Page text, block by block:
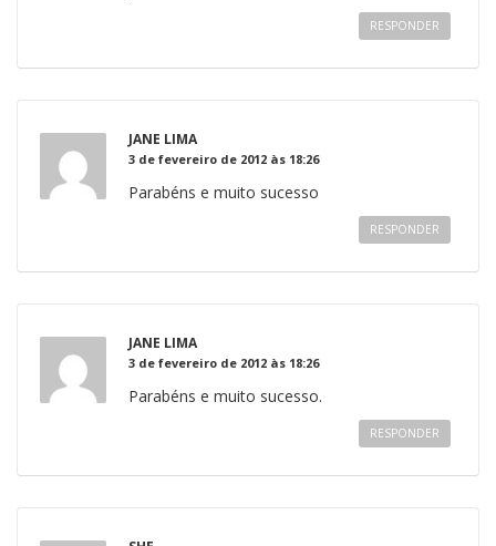
RESPONDER
JANE LIMA
3 de fevereiro de 2012 às 18:26
Parabéns e muito sucesso
RESPONDER
JANE LIMA
3 de fevereiro de 2012 às 18:26
Parabéns e muito sucesso.
RESPONDER